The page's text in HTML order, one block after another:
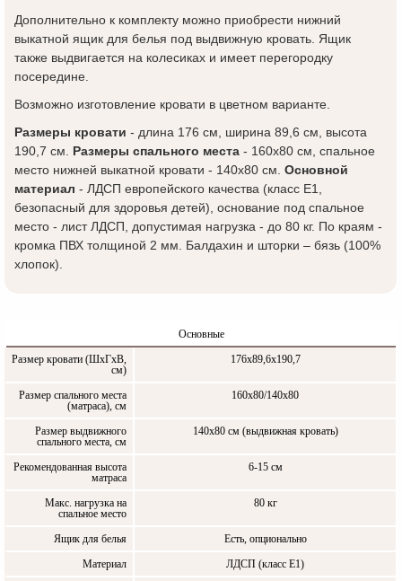
Дополнительно к комплекту можно приобрести нижний
выкатной ящик для белья под выдвижную кровать. Ящик
также выдвигается на колесиках и имеет перегородку
посередине.
Возможно изготовление кровати в цветном варианте.
Размеры кровати - длина 176 см, ширина 89,6 см, высота
190,7 см. Размеры спального места- 160x80 см, спальное
место нижней выкатной кровати - 140х80 см. Основной
материал - ЛДСП европейского качества (класс Е1,
безопасный для здоровья детей), основание под спальное
место - лист ЛДСП, допустимая нагрузка - до 80 кг. По краям -
кромка ПВХ толщиной 2 мм. Балдахин и шторки – бязь (100%
хлопок).
Основные
Размер кровати (ШxГxВ,
см)
176х89,6х190,7
Размер спального места
(матраса), см
160x80/140х80
Размер выдвижного
спального места, см
140х80 см (выдвижная кровать)
Рекомендованная высота
матраса
6-15 см
Макс. нагрузка на
спальное место
80 кг
Ящик для белья
Есть, опционально
Материал
ЛДСП (класс Е1)